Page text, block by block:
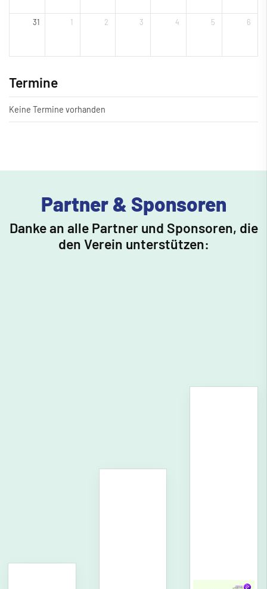
31 1 2 3 4 5 6
Termine
Keine Termine vorhanden
Partner & Sponsoren
Danke an alle Partner und Sponsoren, die
den Verein unterstützen: